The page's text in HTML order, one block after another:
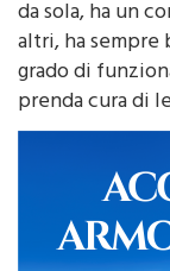
da sola, ha un
altri, ha sempre
grado di
prenda cura di